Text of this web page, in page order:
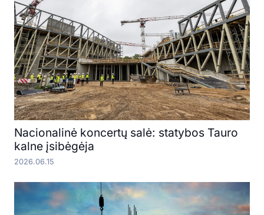
Nacionalinė koncertų salė: statybos Tauro
kalne įsibėgėja
2026.06.15